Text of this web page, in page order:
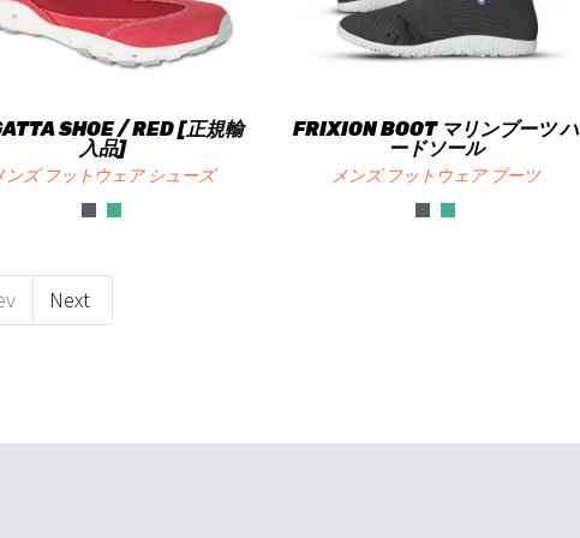
SHOE / RED [正規輸
入品]
ンズ フットウェア シューズ
FRIXION BOOT マリンブーツ ハ
ードソール
メンズ フットウェア ブーツ
Next